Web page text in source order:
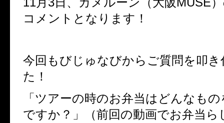
コメントとなります！
今回もびじゅなびからご質問を叩
た！
「ツアーの時のお弁当はどんなも
ですか？」（前回の動画でお弁当ら